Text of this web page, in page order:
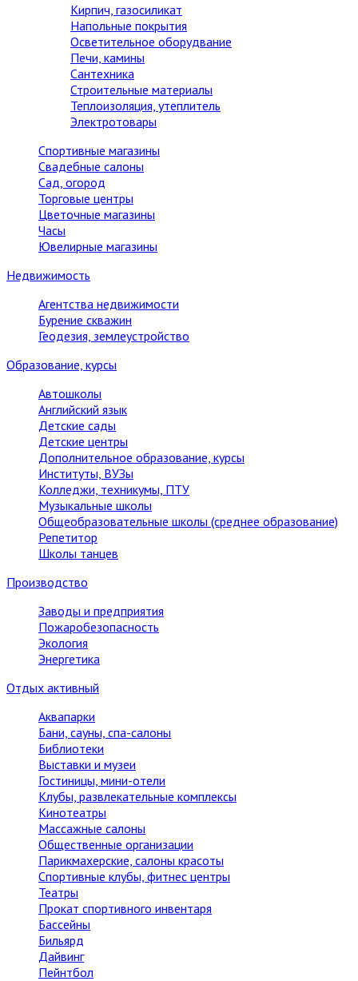
Кирпич, газосиликат
Напольные покрытия
Осветительное оборудвание
Печи, камины
Сантехника
Строительные материалы
Теплоизоляция, утеплитель
Электротовары
Спортивные магазины
Свадебные салоны
Сад, огород
Торговые центры
Цветочные магазины
Часы
Ювелирные магазины
Недвижимость
Агентства недвижимости
Бурение скважин
Геодезия, землеустройство
Образование, курсы
Автошколы
Английский язык
Детские сады
Детские центры
Дополнительное образование, курсы
Институты, ВУЗы
Колледжи, техникумы, ПТУ
Музыкальные школы
Общеобразовательные школы (среднее образование)
Репетитор
Школы танцев
Производство
Заводы и предприятия
Пожаробезопасность
Экология
Энергетика
Отдых активный
Аквапарки
Бани, сауны, спа-салоны
Библиотеки
Выставки и музеи
Гостиницы, мини-отели
Клубы, развлекательные комплексы
Кинотеатры
Массажные салоны
Общественные организации
Парикмахерские, салоны красоты
Спортивные клубы, фитнес центры
Театры
Прокат спортивного инвентаря
Бассейны
Бильярд
Дайвинг
Пейнтбол